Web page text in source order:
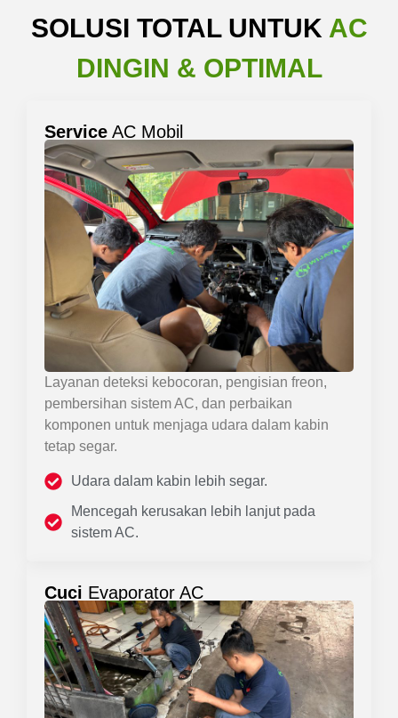
SOLUSI TOTAL UNTUK AC
DINGIN & OPTIMAL
Service AC Mobil
Layanan deteksi kebocoran, pengisian freon,
pembersihan sistem AC, dan perbaikan
komponen untuk menjaga udara dalam kabin
tetap segar.
Udara dalam kabin lebih segar.
Mencegah kerusakan lebih lanjut pada
sistem AC.
Cuci Evaporator AC